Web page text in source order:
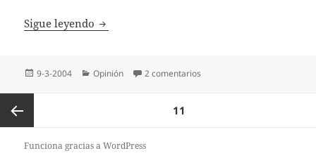
Sigue leyendo Impuestos – Por Xurxo Melchor
Publicado
9-3-2004 Categorías
Opinión 2 comentarios
de
Página
11
Funciona gracias a WordPress